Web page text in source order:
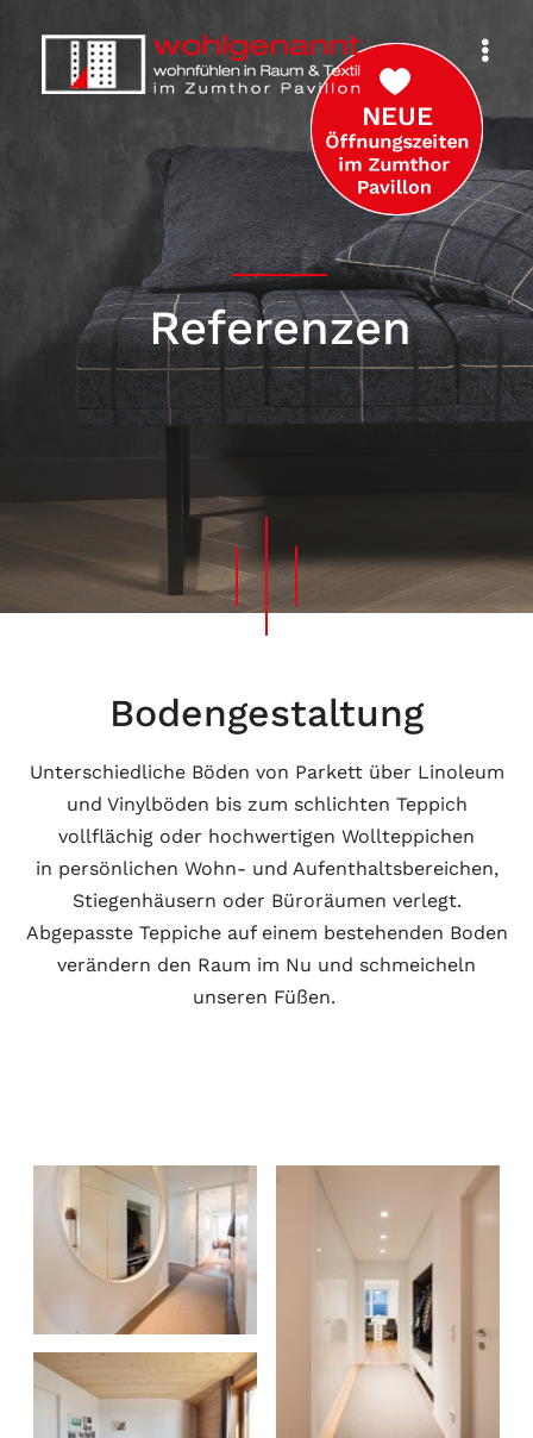
Referenzen
Bodengestaltung
Unterschiedliche Böden von Parkett über Linoleum
und Vinylböden bis zum schlichten Teppich
vollflächig oder hochwertigen Wollteppichen
in persönlichen Wohn- und Aufenthaltsbereichen,
Stiegenhäusern oder Büroräumen verlegt.
Abgepasste Teppiche auf einem bestehenden Boden
verändern den Raum im Nu und schmeicheln
unseren Füßen.